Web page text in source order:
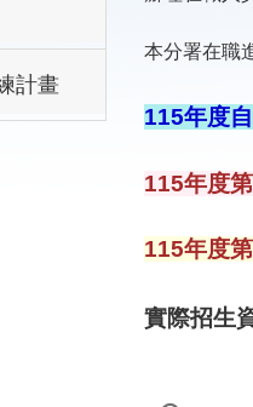
計畫
本分署在職
115年度
115年度
115年度
實際招生